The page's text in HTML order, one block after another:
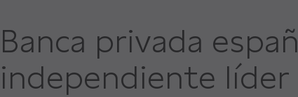
Banca privada
independiente líder